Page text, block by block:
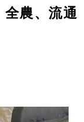
全農、流通